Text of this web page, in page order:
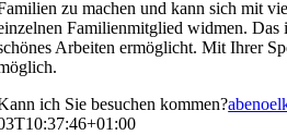
zu machen und kann sich mit
Familienmitglied widmen.
Arbeiten ermöglicht. Mit Ihrer
ich Sie besuchen kommen?